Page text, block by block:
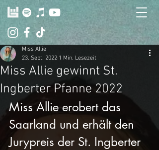
Miss Allie gewinnt St.
Ingberter Pfanne 2022
Miss Allie
23. Sept. 2022 1 Min. Lesezeit
Miss Allie erobert das
Saarland und erhält den
Jurypreis der St. Ingberter